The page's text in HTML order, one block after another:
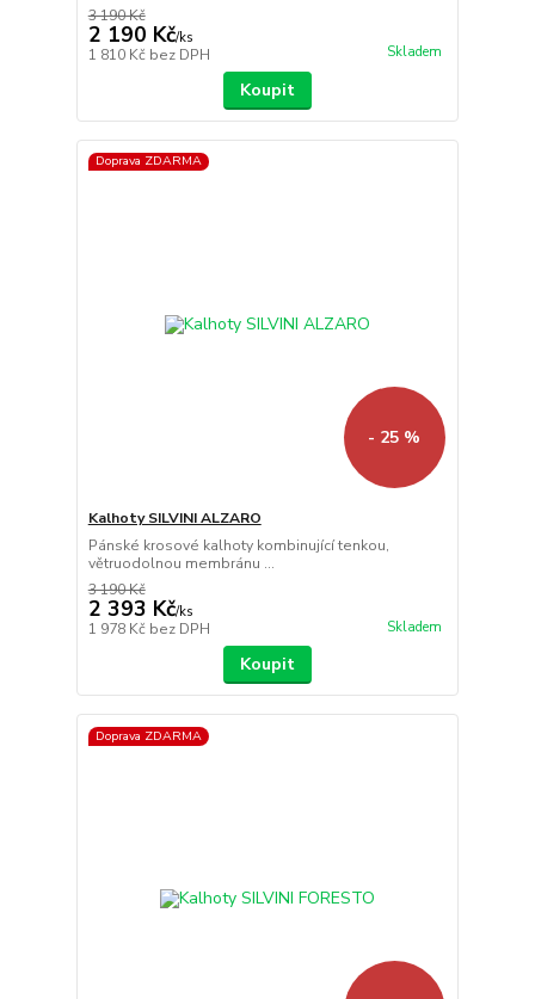
3 190 Kč
2 190 Kč/ks
1 810 Kč bez DPH Skladem
Koupit
Doprava ZDARMA
- 25 %
Kalhoty SILVINI ALZARO
Pánské krosové kalhoty kombinující tenkou,
větruodolnou membránu ...
3 190 Kč
2 393 Kč/ks
1 978 Kč bez DPH Skladem
Koupit
Doprava ZDARMA